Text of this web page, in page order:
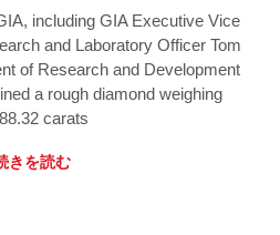
including GIA Executive Vice
and Laboratory Officer Tom
of Research and Development
a rough diamond weighing
carats
きを読む